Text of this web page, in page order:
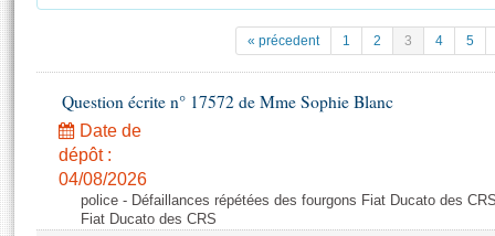
Projets de loi
Propositions de loi
Amendements
Textes adoptés
Documents de référence
( Constitution | Règlement de l'Assemblée ... )
Histoire
Juniors
Anciennes législatures
Contacts et plan d'accès
Photos libres de droit
« précedent 1 2 3 4 5
Question écrite n° 17572 de Mme Sophie Blanc
Date de
dépôt :
04/08/2026
police - Défaillances répétées des fourgons Fiat Ducato des
Fiat Ducato des CRS